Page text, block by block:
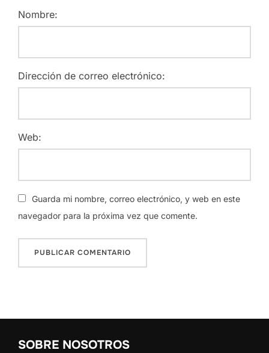
Nombre:
Dirección de correo electrónico:
Web:
Guarda mi nombre, correo electrónico, y web en este
navegador para la próxima vez que comente.
SOBRE NOSOTROS